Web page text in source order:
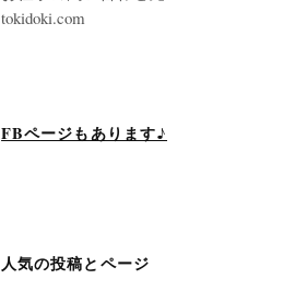
tokidoki.com
FBページもあります♪
人気の投稿とページ